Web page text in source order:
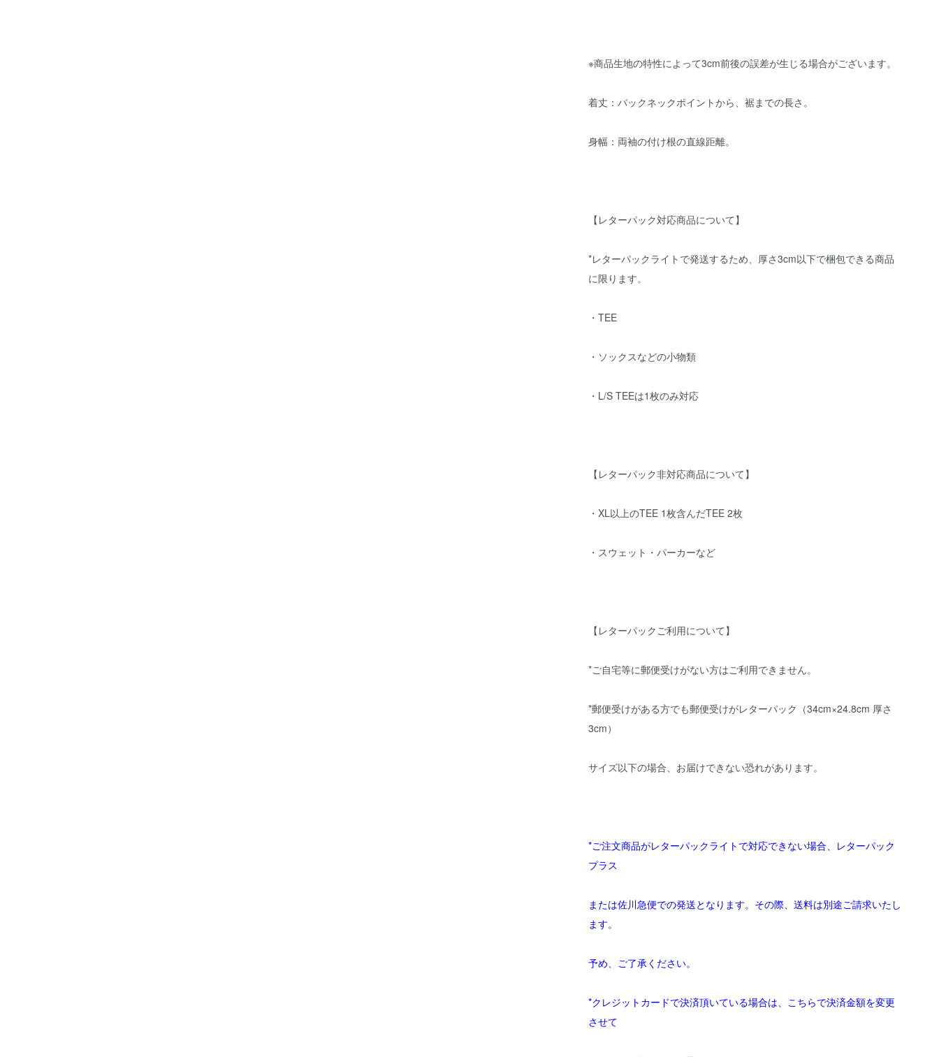
※商品生地の特性によって3cm前後の誤差が生じる場合がございます。
着丈：バックネックポイントから、裾までの長さ。
身幅：両袖の付け根の直線距離。
【レターパック対応商品について】
*レターパックライトで発送するため、厚さ3cm以下で梱包できる商品
に限ります。
・TEE
・ソックスなどの小物類
・L/S TEEは1枚のみ対応
【レターパック非対応商品について】
・XL以上のTEE 1枚含んだTEE 2枚
・スウェット・パーカーなど
【レターパックご利用について】
*ご自宅等に郵便受けがない方はご利用できません。
*郵便受けがある方でも郵便受けがレターパック（34cm×24.8cm 厚さ
3cm）
サイズ以下の場合、お届けできない恐れがあります。
*ご注文商品がレターパックライトで対応できない場合、レターパック
プラス
または佐川急便での発送となります。その際、送料は別途ご請求いたし
ます。
予め、ご了承ください。
*クレジットカードで決済頂いている場合は、こちらで決済金額を変更
させて